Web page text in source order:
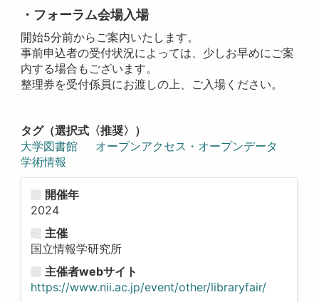
・フォーラム会場入場
開始5分前からご案内いたします。
事前申込者の受付状況によっては、少しお早めにご案
内する場合もございます。
整理券を受付係員にお渡しの上、ご入場ください。
タグ（選択式〈推奨〉）
大学図書館
オープンアクセス・オープンデータ
学術情報
開催年
2024
主催
国立情報学研究所
主催者webサイト
https://www.nii.ac.jp/event/other/libraryfair/